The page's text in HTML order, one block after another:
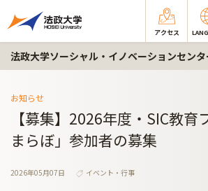
アクセス
法政大学ソーシャル・イノベーションセンタ
お知らせ
【募集】2026年度・SIC教育
まらぼ」参加者の募集
2026年05月07日
イベント・行事